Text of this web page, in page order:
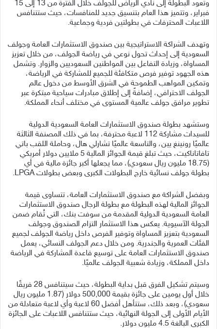
وتعود البطولة إلى نادي الرياض للجولف خلال الفترة من 13 إلى 15
فبراير، وتتميز هذا العام بتنسيق جديد للمنافسات، حيث ستتنافس
اللاعبات المحترفات في بطولتين فردية وجماعية.
وتهدف الشراكة الاستراتيجية بين صندوق الاستثمارات العامة وجولف
السعودية إلى إحداث تحول نوعي في رياضة الجولف، من خلال تعزيز
المساواة، وزيادة التفاعل بين المواطنين السعوديين والزوار. وتشمل
هذه الجهود توفير فرص متكافئة للجميع للمشاركة في الرياضة،
وتمكين المواهب الطموحة في الشرق الأوسط من دخول عالم
الجولف الاحترافي، إضافةً إلى إطلاق مبادرات سياحية مبتكرة عبر
تطوير مرافق جولف عالمية المستوى في مختلف أنحاء المملكة.
وستشهد بطولة صندوق الاستثمارات العامة السعودية الدولية
للسيدات مشاركة 112 لاعبة محترفة، بما في ذلك المصنفة الثالثة
عالميًا رونينغ يين، والتاسعة عالميًا تشارلي هال، وحاملة اللقب باتي
تافاتاناكيت، حيث تبلغ قيمة الجوائز المالية 5 ملايين دولار أمريكي
(18.75 مليون ريال سعودي)، مما يجعلها أكبر جائزة مالية في أي
بطولة جولف نسائية خارج البطولات الكبرى وبعض بطولات LPGA.
وبفضل الشراكة مع صندوق الاستثمارات العامة، تتساوى قيمة
الجوائز المالية لهذه البطولة مع بطولة الرجال صندوق الاستثمارات
العامة السعودية الدولية المقدمة من سوفت بنك، التي تُقام ضمن
الجولة الآسيوية. يعكس هذا الاستثمار التزام الصندوق وجولف
السعودية بتعزيز المساواة وتوفير الفرص داخل رياضة الجولف لجميع
الفئات العمرية والجندرية. ومن خلال دعم الجولف النسائي، يعمل
صندوق الاستثمارات العامة على توسيع قاعدة المشاركة في الرياضة
داخل المملكة، وزيادة شعبية الجولف عالميًا.
وسيتم تشكيل الفرق قبل بداية البطولة، حيث سيتنافس 28 فريقًا
خلال أول يومين على جائزة بقيمة 500,000 دولار (1.87 مليون ريال
سعودي)، وبعد ذلك، ستتأهل أفضل 60 لاعبة وأي لاعبة متعادلة من
الأيام الأولى إلى الجولة النهائية، حيث ستتنافس اللاعبات على الجائزة
الكبرى البالغة 4.5 مليون دولار.